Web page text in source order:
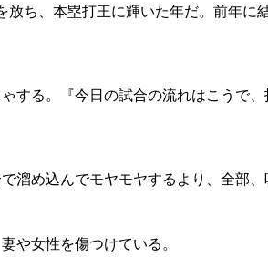
ち、本塁打王に輝いた年だ。前年
する。『今日の試合の流れはこうで
め込んでモヤモヤするより、全部、
や女性を傷つけている。